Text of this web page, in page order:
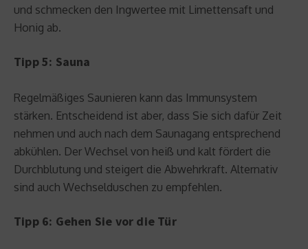
und schmecken den Ingwertee mit Limettensaft und
Honig ab.
Tipp 5: Sauna
Regelmäßiges Saunieren kann das Immunsystem
stärken. Entscheidend ist aber, dass Sie sich dafür Zeit
nehmen und auch nach dem Saunagang entsprechend
abkühlen. Der Wechsel von heiß und kalt fördert die
Durchblutung und steigert die Abwehrkraft. Alternativ
sind auch Wechselduschen zu empfehlen.
Tipp 6: Gehen Sie vor die Tür